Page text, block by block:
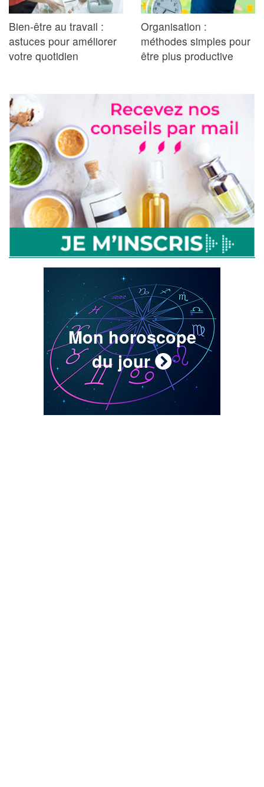
Bien-être au travail :
astuces pour améliorer
votre quotidien
Organisation :
méthodes simples pour
être plus productive
Mon horoscope
du jour